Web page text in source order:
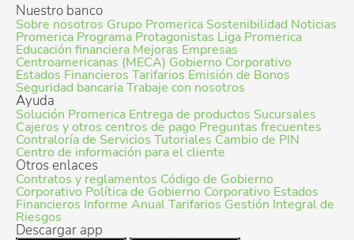
Nuestro banco
Sobre nosotros Grupo Promerica Sostenibilidad Noticias
Promerica Programa Protagonistas Liga Promerica
Educación financiera Mejoras Empresas
Centroamericanas (MECA) Gobierno Corporativo
Estados Financieros Tarifarios Emisión de Bonos
Seguridad bancariaTrabaje con nosotros
Ayuda
Solución Promerica Entrega de productos Sucursales
Cajeros y otros centros de pago Preguntas frecuentes
Contraloría de Servicios Tutoriales Cambio de PIN
Centro de información para el cliente
Otros enlaces
Contratos y reglamentos Código de Gobierno
Corporativo Política de Gobierno Corporativo Estados
Financieros Informe AnualTarifarios Gestión Integral de
Riesgos
Descargar app